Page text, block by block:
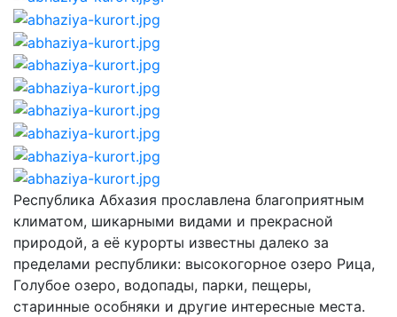
Республика Абхазия прославлена благоприятным
климатом, шикарными видами и прекрасной
природой, а её курорты известны далеко за
пределами республики: высокогорное озеро Рица,
Голубое озеро, водопады, парки, пещеры,
старинные особняки и другие интересные места.